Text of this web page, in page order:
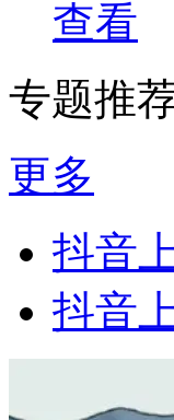
查看
专题推
更多
抖音
抖音